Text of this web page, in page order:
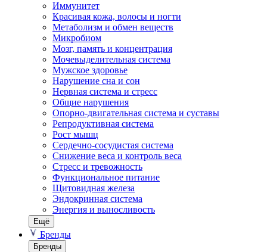
Иммунитет
Красивая кожа, волосы и ногти
Метаболизм и обмен веществ
Микробиом
Мозг, память и концентрация
Мочевыделительная система
Мужское здоровье
Нарушение сна и сон
Нервная система и стресс
Общие нарушения
Опорно-двигательная система и суставы
Репродуктивная система
Рост мышц
Сердечно-сосудистая система
Снижение веса и контроль веса
Стресс и тревожность
Функциональное питание
Щитовидная железа
Эндокринная система
Энергия и выносливость
Ещё
Бренды
Бренды